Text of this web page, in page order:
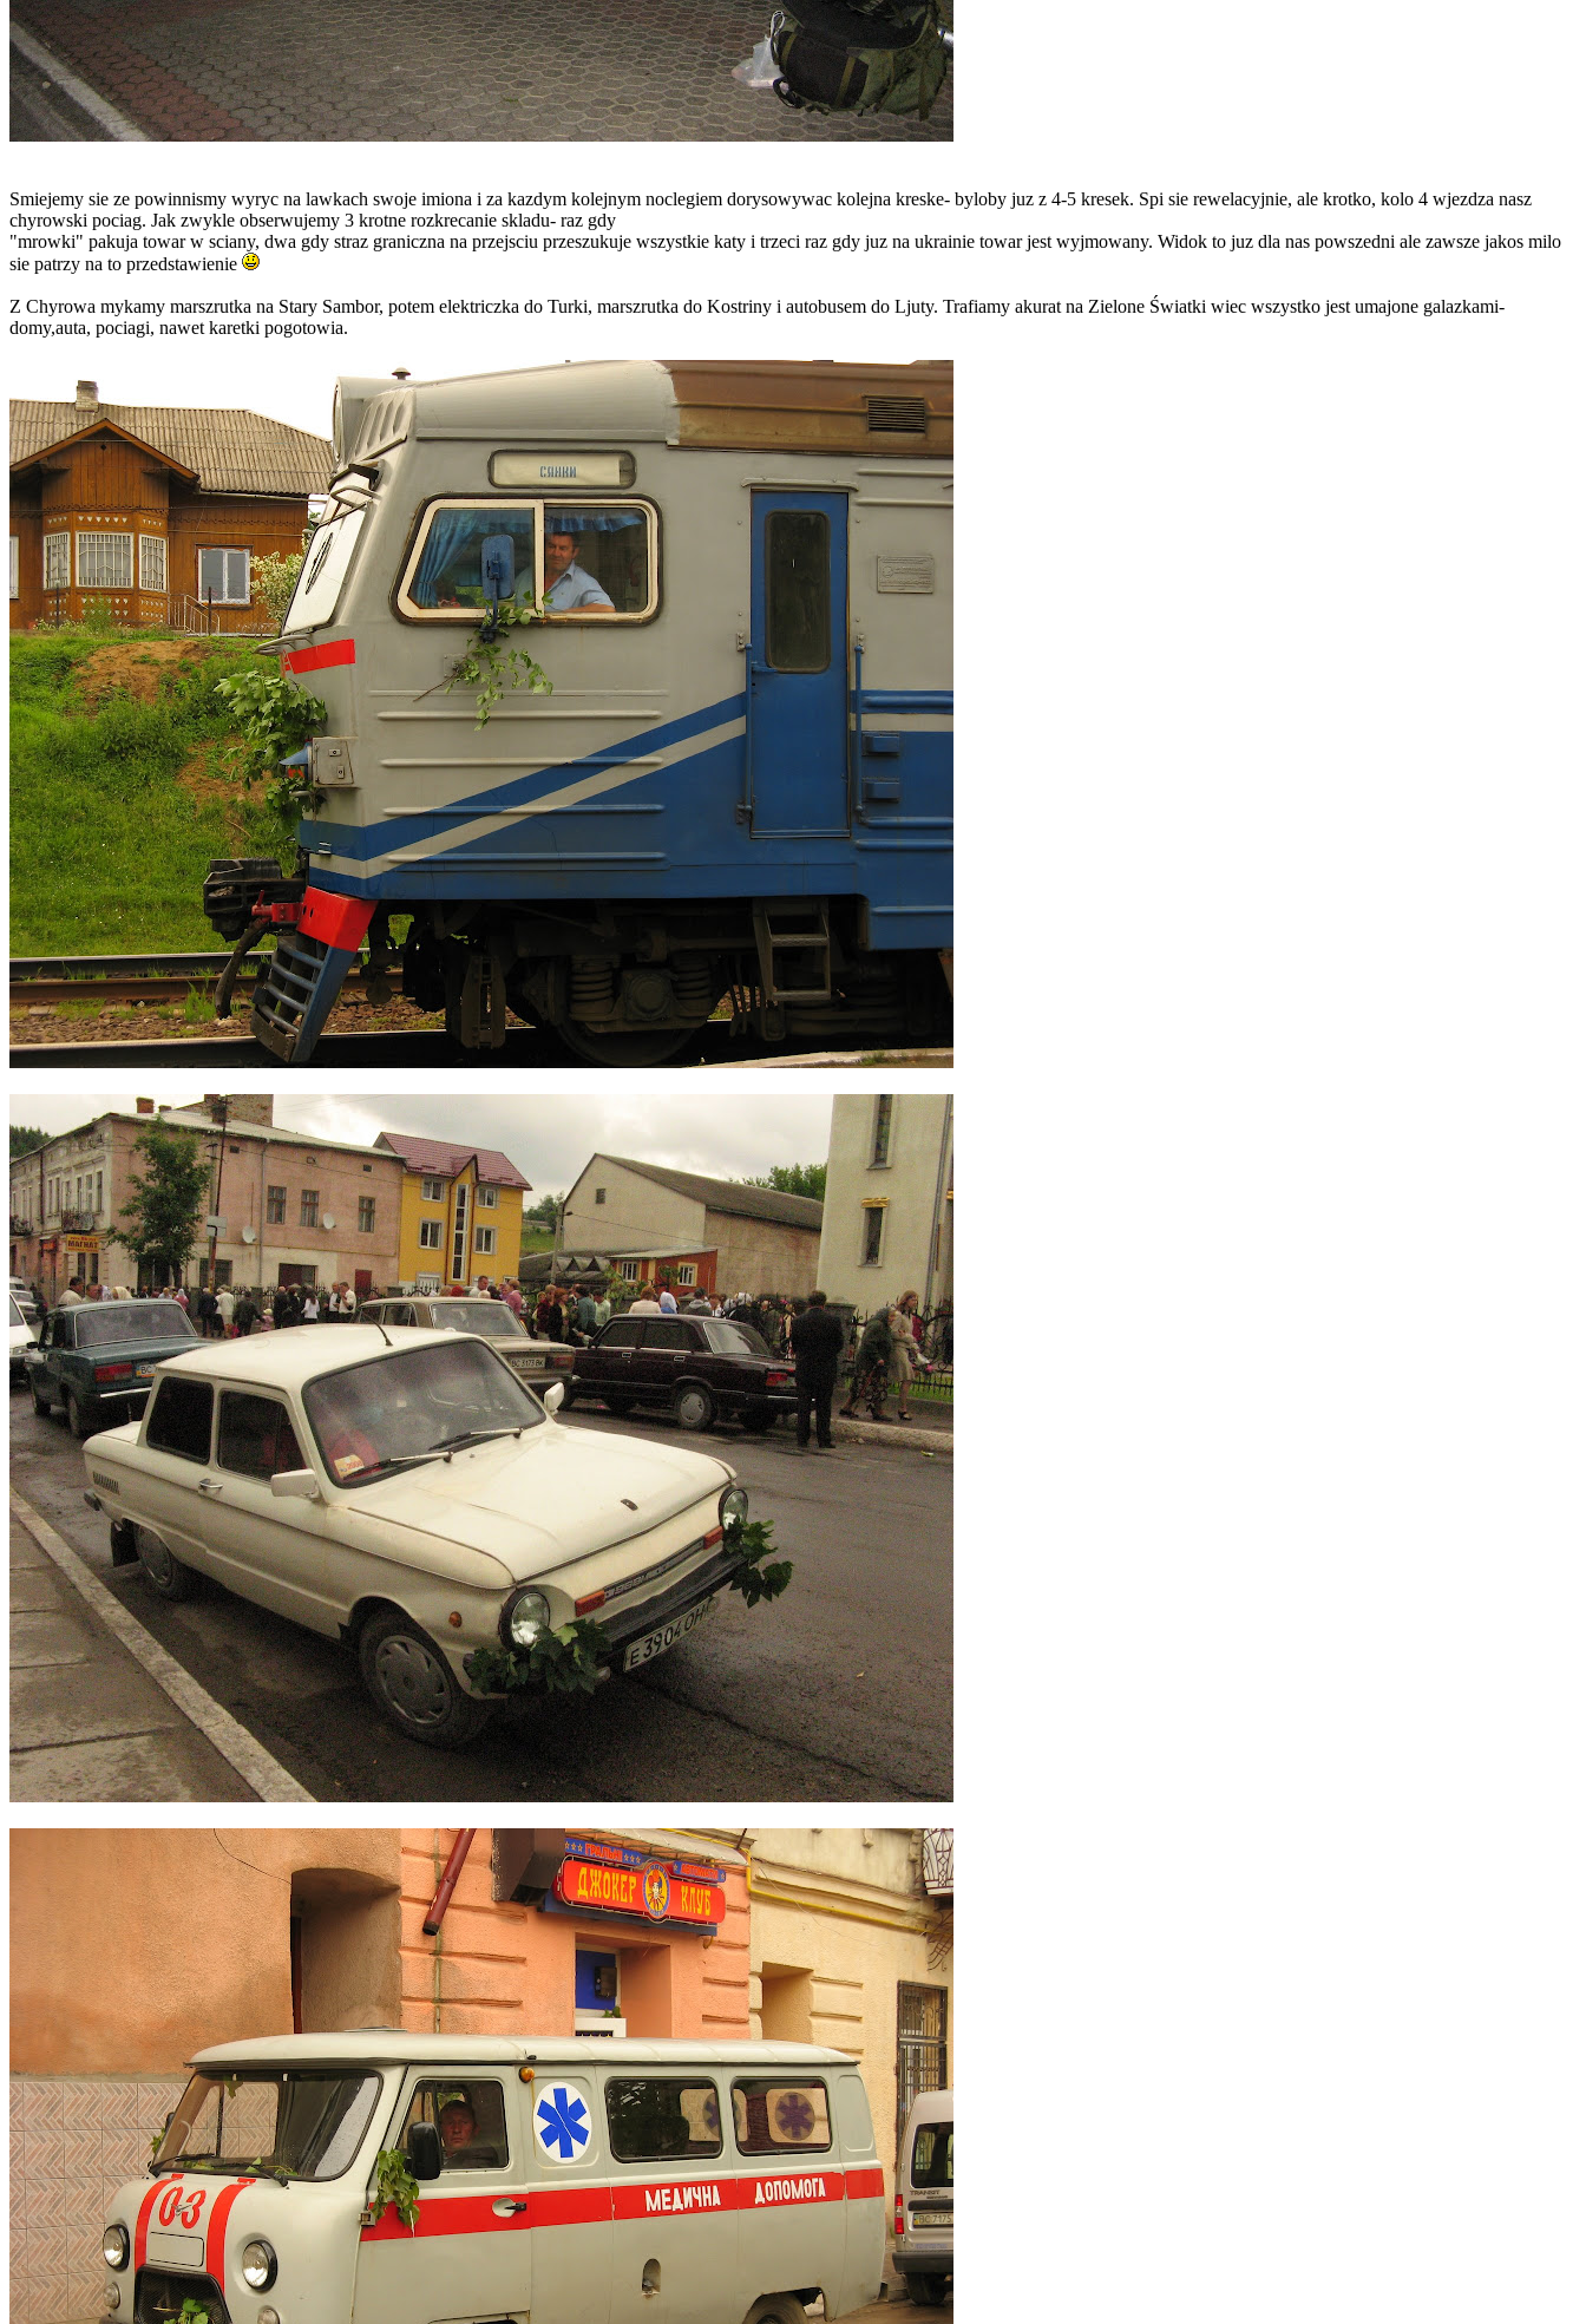
Smiejemy sie ze powinnismy wyryc na lawkach swoje imiona i za kazdym kolejnym noclegiem dorysowywac kolejna kreske- byloby juz z 4-5 kresek. Spi sie rewelacyjnie, ale krotko, kolo 4 wjezdza nasz
chyrowski pociag. Jak zwykle obserwujemy 3 krotne rozkrecanie skladu- raz gdy
"mrowki" pakuja towar w sciany, dwa gdy straz graniczna na przejsciu przeszukuje wszystkie katy i trzeci raz gdy juz na ukrainie towar jest wyjmowany. Widok to juz dla nas powszedni ale zawsze jakos milo
sie patrzy na to przedstawienie
Z Chyrowa mykamy marszrutka na Stary Sambor, potem elektriczka do Turki, marszrutka do Kostriny i autobusem do Ljuty. Trafiamy akurat na Zielone Światki wiec wszystko jest umajone galazkami-
domy,auta, pociagi, nawet karetki pogotowia.